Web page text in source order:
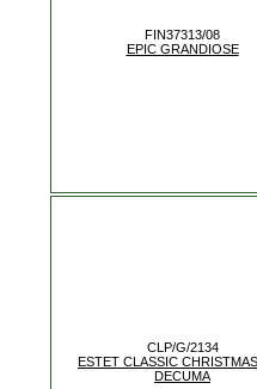
FIN37313/08
EPIC GRANDIOSE
CLP/G/2134
ESTET CLASSIC
DECUMA